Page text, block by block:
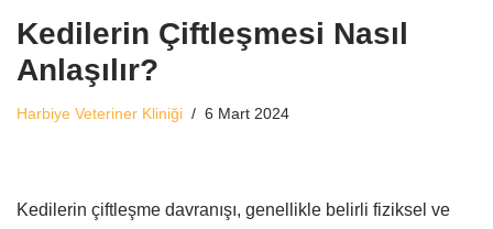
Kedilerin Çiftleşmesi Nasıl
Anlaşılır?
Harbiye Veteriner Kliniği 6 Mart 2024
Kedilerin çiftleşme davranışı, genellikle belirli fiziksel ve